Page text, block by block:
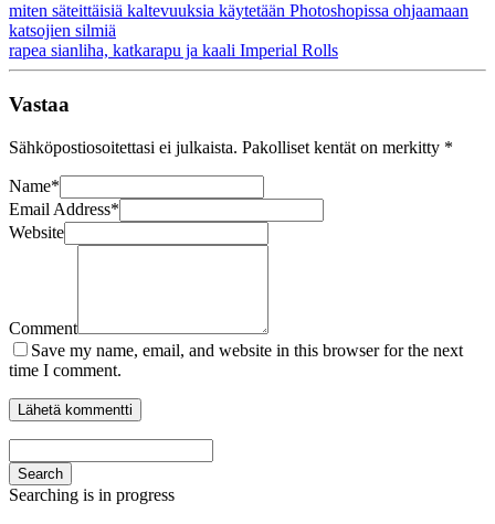
miten säteittäisiä kaltevuuksia käytetään Photoshopissa ohjaamaan
katsojien silmiä
rapea sianliha, katkarapu ja kaali Imperial Rolls
Vastaa
Sähköpostiosoitettasi ei julkaista. Pakolliset kentät on merkitty *
Name*
Email Address*
Website
Comment
Save my name, email, and website in this browser for the next
time I comment.
Search
Searching is in progress